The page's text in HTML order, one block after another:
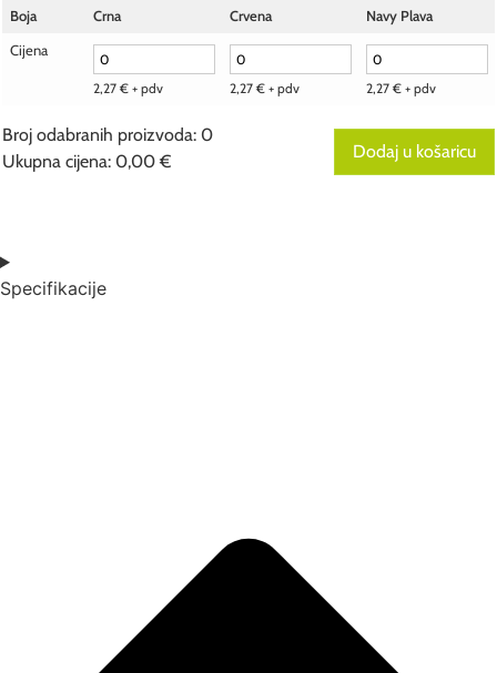
Boja Crna Crvena
Navy Plava
Cijena
2,27 € + pdv 2,27 € + pdv 2,27 € + pdv
Broj odabranih proizvoda: 0
Ukupna cijena: 0,00€
Dodaj u košaricu
Specifikacije